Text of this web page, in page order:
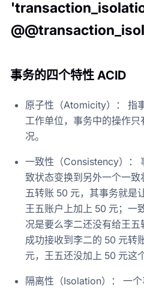
事务的四个特性 ACID
原子性（Atomicity）： 指
工作单位，事务中的操作
况。
一致性（Consistency）：
致状态变换到另外一个一
五转账 50 元，其事务就是
王五账户上加上 50 元；一
况是要么李二还没有给王
成功接收到李二的 50 元转
元，王五还没加上 50 元这
隔离性（Isolation）： 一